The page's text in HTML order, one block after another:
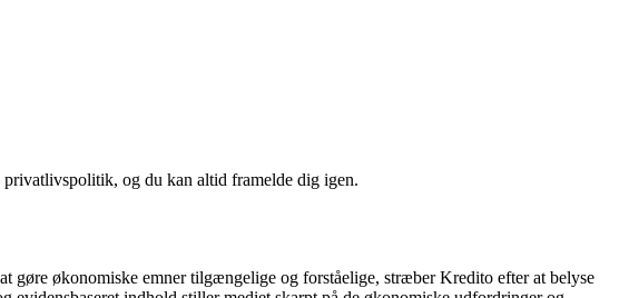
og du kan altid framelde dig igen.
gøre økonomiske emner tilgængelige og forståelige, stræber Kredito efter at belyse